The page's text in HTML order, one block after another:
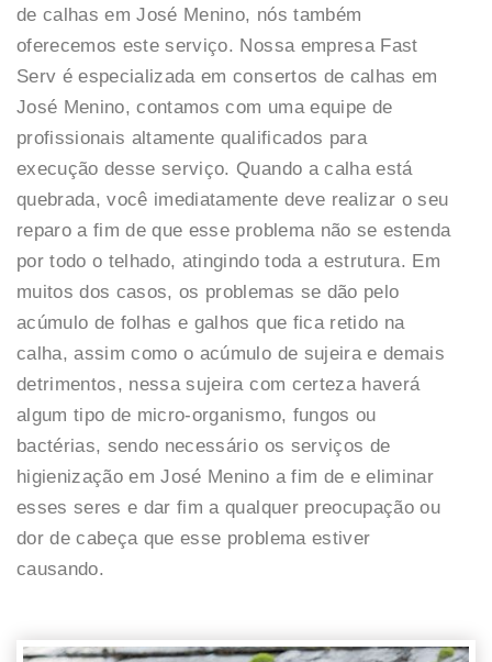
de calhas em José Menino, nós também
oferecemos este serviço. Nossa empresa Fast
Serv é especializada em consertos de calhas em
José Menino, contamos com uma equipe de
profissionais altamente qualificados para
execução desse serviço. Quando a calha está
quebrada, você imediatamente deve realizar o seu
reparo a fim de que esse problema não se estenda
por todo o telhado, atingindo toda a estrutura. Em
muitos dos casos, os problemas se dão pelo
acúmulo de folhas e galhos que fica retido na
calha, assim como o acúmulo de sujeira e demais
detrimentos, nessa sujeira com certeza haverá
algum tipo de micro-organismo, fungos ou
bactérias, sendo necessário os serviços de
higienização em José Menino a fim de e eliminar
esses seres e dar fim a qualquer preocupação ou
dor de cabeça que esse problema estiver
causando.